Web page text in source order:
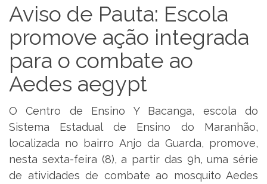
Aviso de Pauta: Escola
promove ação integrada
para o combate ao
Aedes aegypt
O Centro de Ensino Y Bacanga, escola do
Sistema Estadual de Ensino do Maranhão,
localizada no bairro Anjo da Guarda, promove,
nesta sexta-feira (8), a partir das 9h, uma série
de atividades de combate ao mosquito Aedes